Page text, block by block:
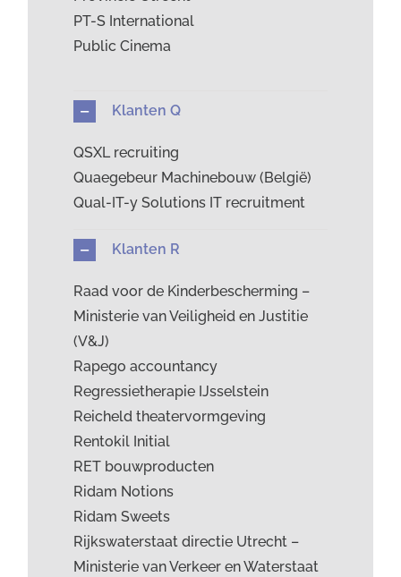
PT-S International
Public Cinema
Klanten Q
QSXL recruiting
Quaegebeur Machinebouw (België)
Qual-IT-y Solutions IT recruitment
Klanten R
Raad voor de Kinderbescherming –
Ministerie van Veiligheid en Justitie
(V&J)
Rapego accountancy
Regressietherapie IJsselstein
Reicheld theatervormgeving
Rentokil Initial
RET bouwproducten
Ridam Notions
Ridam Sweets
Rijkswaterstaat directie Utrecht –
Ministerie van Verkeer en Waterstaat